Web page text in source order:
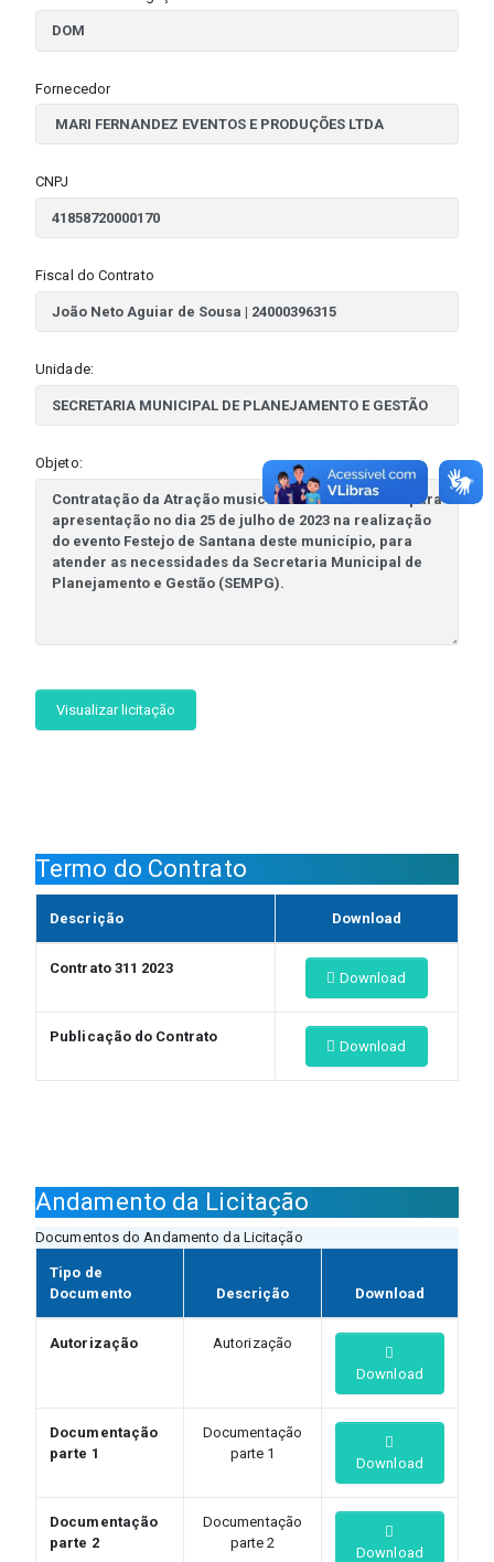
Fornecedor
CNPJ
Fiscal do Contrato
Unidade:
Objeto:
Visualizar licitação
Termo do Contrato
Descrição Download
Contrato 311 2023
Download
Publicação do Contrato
Download
Andamento da Licitação
Documentos do Andamento da Licitação
Tipo de
Documento
Descrição Download
Autorização
Autorização
Download
Documentação
parte 1
Documentação
parte 1
Download
Documentação
parte 2
Documentação
parte 2
Download